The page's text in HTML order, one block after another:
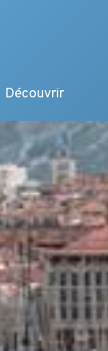
Découvrir